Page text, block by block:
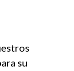
su